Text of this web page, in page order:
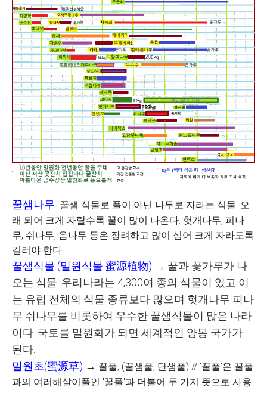
꿀샘나무 꿀샘 식물로 풀이 아닌 나무로 자라는 식물. 오
래 되어 크게 자랄수록 꿀이 많이 나온다. 헛개나무, 피나
무, 쉬나무, 음나무 등은 장려하고 많이 심어 크게 자라도록
길러야 한다.
꿀샘식물 (밀원식물 蜜源植物) → 꿀과 꽃가루가 나
오는 식물 우리나라는 4,300여 종의 식물이 있고 이
는 유럽 전체의 식물 종류보다 많으며 헛개나무 피나
무 쉬나무를 비롯하여 우수한 꿀샘식물이 많은 나라
이다 국토를 밀원화가 되면 세계적인 양봉 국가가
된다
밀원초(蜜源草) → 꿀풀, (꿀샘풀, 단샘풀) // '꿀풀'은 꿀풀
과의 여러해살이풀인 '꿀풀'과 더불어 두 가지 뜻으로 사용